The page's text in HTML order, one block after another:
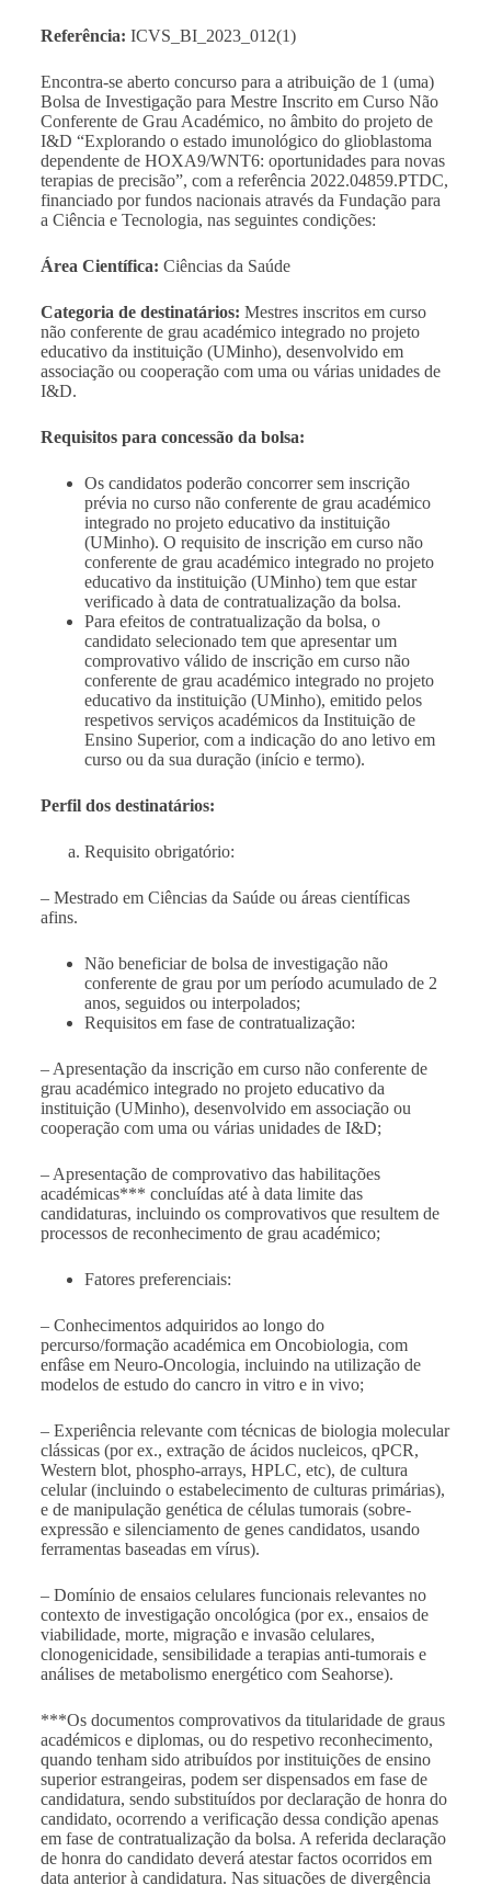
Referência: ICVS_BI_2023_012(1)
Encontra-se aberto concurso para a atribuição de 1 (uma)
Bolsa de Investigação para Mestre Inscrito em Curso Não
Conferente de Grau Académico, no âmbito do projeto de
I&D “Explorando o estado imunológico do glioblastoma
dependente de HOXA9/WNT6: oportunidades para novas
terapias de precisão”, com a referência 2022.04859.PTDC,
financiado por fundos nacionais através da Fundação para
a Ciência e Tecnologia, nas seguintes condições:
Área Científica: Ciências da Saúde
Categoria de destinatários: Mestres inscritos em curso
não conferente de grau académico integrado no projeto
educativo da instituição (UMinho), desenvolvido em
associação ou cooperação com uma ou várias unidades de
I&D.
Requisitos para concessão da bolsa:
Os candidatos poderão concorrer sem inscrição
prévia no curso não conferente de grau académico
integrado no projeto educativo da instituição
(UMinho). O requisito de inscrição em curso não
conferente de grau académico integrado no projeto
educativo da instituição (UMinho) tem que estar
verificado à data de contratualização da bolsa.
Para efeitos de contratualização da bolsa, o
candidato selecionado tem que apresentar um
comprovativo válido de inscrição em curso não
conferente de grau académico integrado no projeto
educativo da instituição (UMinho), emitido pelos
respetivos serviços académicos da Instituição de
Ensino Superior, com a indicação do ano letivo em
curso ou da sua duração (início e termo).
Perfil dos destinatários:
Requisito obrigatório:
– Mestrado em Ciências da Saúde ou áreas científicas
afins.
Não beneficiar de bolsa de investigação não
conferente de grau por um período acumulado de 2
anos, seguidos ou interpolados;
Requisitos em fase de contratualização:
– Apresentação da inscrição em curso não conferente de
grau académico integrado no projeto educativo da
instituição (UMinho), desenvolvido em associação ou
cooperação com uma ou várias unidades de I&D;
– Apresentação de comprovativo das habilitações
académicas*** concluídas até à data limite das
candidaturas, incluindo os comprovativos que resultem de
processos de reconhecimento de grau académico;
Fatores preferenciais:
– Conhecimentos adquiridos ao longo do
percurso/formação académica em Oncobiologia, com
enfâse em Neuro-Oncologia, incluindo na utilização de
modelos de estudo do cancro in vitro e in vivo;
– Experiência relevante com técnicas de biologia molecular
clássicas (por ex., extração de ácidos nucleicos, qPCR,
Western blot, phospho-arrays, HPLC, etc), de cultura
celular (incluindo o estabelecimento de culturas primárias),
e de manipulação genética de células tumorais (sobre-
expressão e silenciamento de genes candidatos, usando
ferramentas baseadas em vírus).
– Domínio de ensaios celulares funcionais relevantes no
contexto de investigação oncológica (por ex., ensaios de
viabilidade, morte, migração e invasão celulares,
clonogenicidade, sensibilidade a terapias anti-tumorais e
análises de metabolismo energético com Seahorse).
***Os documentos comprovativos da titularidade de graus
académicos e diplomas, ou do respetivo reconhecimento,
quando tenham sido atribuídos por instituições de ensino
superior estrangeiras, podem ser dispensados em fase de
candidatura, sendo substituídos por declaração de honra do
candidato, ocorrendo a verificação dessa condição apenas
em fase de contratualização da bolsa. A referida declaração
de honra do candidato deverá atestar factos ocorridos em
data anterior à candidatura. Nas situações de divergência